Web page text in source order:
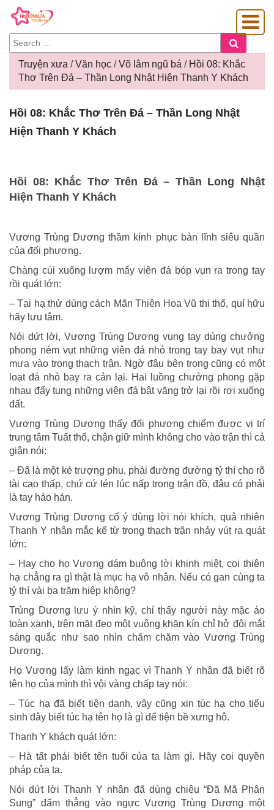
SEARCH
FOR:
Truyện xưa /Văn học /Võ lâm ngũ bá / Hồi 08: Khắc
Thơ Trên Đá – Thần Long Nhật Hiện Thanh Y Khách
08:
–
Hiện
Y
Hồi 08: Khắc Thơ Trên Đá – Thần Long Nhật
Hiện Thanh Y Khách
Hồi 08: Khắc Thơ Trên Đá – Thần Long Nhật
Hiện Thanh Y Khách
Vương Trùng Dương thầm kính phục bản lĩnh siêu quần
của đối phương.
Chàng cúi xuống lượm mấy viên đá bóp vụn ra trong tay
rồi quát lớn:
– Tại hạ thử dùng cách Mãn Thiên Hoa Vũ thi thố, quí hữu
hãy lưu tâm.
Nói dứt lời, Vương Trùng Dương vung tay dùng chưởng
phong ném vụt những viên đá nhỏ trong tay bay vụt như
mưa vào trong thạch trận. Ngờ đâu bên trong cũng có một
loạt đá nhỏ bay ra cản lại. Hai luồng chưởng phong gặp
nhau đẩy tung những viên đá bật văng trở lại rồi rơi xuống
đất.
Vương Trùng Dương thấy đối phương chiếm được vị trí
trung tâm Tuất thổ, chận giữ mình không cho vào trận thì cả
giận nói:
– Đã là một kẻ trượng phu, phải đường đường tỷ thí cho rõ
tài cao thấp, chứ cứ lén lúc nấp trong trận đồ, đâu có phải
là tay hảo hán.
Vương Trùng Dương cố ý dùng lời nói khích, quả nhiên
Thanh Y nhân mắc kế từ trong thạch trận nhảy vút ra quát
lớn:
– Hay cho họ Vương dám buông lời khinh miệt, coi thiên
hạ chẳng ra gì thật là mục hạ vô nhân. Nếu có gan cùng ta
tỷ thí vài ba trăm hiệp không?
Trùng Dương lưu ý nhìn kỹ, chỉ thấy người này mặc áo
toàn xanh, trên mặt đeo một vuông khăn kín chỉ hở đôi mắt
sáng quắc như sao nhìn chăm chăm vào Vương Trùng
Dương.
Họ Vương lấy làm kinh ngạc vì Thanh Y nhân đã biết rõ
tên họ của mình thì vội vàng chấp tay nói:
– Túc hạ đã biết tiện danh, vậy cũng xin túc hạ cho tiểu
sinh đây biết túc hạ tên họ là gì để tiện bề xưng hô.
Thanh Y khách quát lớn:
– Hà tất phải biết tên tuổi của ta làm gì. Hãy coi quyền
pháp của ta.
Nói dứt lời Thanh Y nhân đã dùng chiêu “Đã Mã Phân
Sung” đấm thẳng vào ngực Vương Trùng Dương một